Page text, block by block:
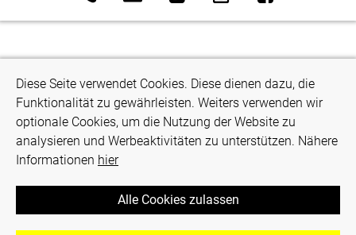
Diese Seite verwendet Cookies. Diese dienen dazu, die
Funktionalität zu gewährleisten. Weiters verwenden wir
optionale Cookies, um die Nutzung der Website zu
analysieren und Werbeaktivitäten zu unterstützen. Nähere
Informationen hier